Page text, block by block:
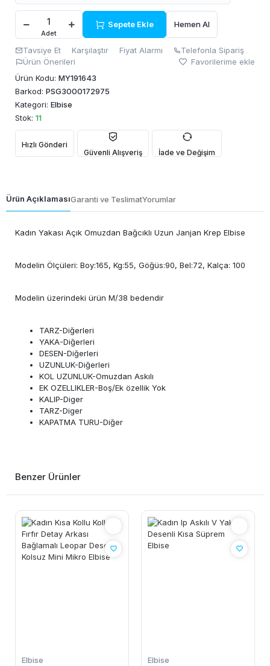
Adet
Sepete Ekle Hemen Al
Tavsiye Et Karşılaştır Fiyat Alarmı
Telefonla Sipariş
Ürün Önerileri
Favorilerime ekle
Ürün Kodu: MY191643
Barkod: PSG3000172975
Kategori: Elbise
Stok: 11
Hızlı Gönderi
Güvenli Alışveriş
İade ve Değişim
Ürün AçıklamasıGaranti ve TeslimatYorumlar
Kadın Yakası Açık Omuzdan Bağcıklı Uzun Janjan Krep Elbise
Modelin Ölçüleri: Boy:165, Kg:55, Göğüs:90, Bel:72, Kalça: 100
Modelin üzerindeki ürün M/38 bedendir
TARZ-Diğerleri
YAKA-Diğerleri
DESEN-Diğerleri
UZUNLUK-Diğerleri
KOL UZUNLUK-Omuzdan Askılı
EK OZELLIKLER-Boş/Ek özellik Yok
KALIP-Diger
TARZ-Diger
KAPATMA TURU-Diğer
Benzer Ürünler
Elbise Elbise